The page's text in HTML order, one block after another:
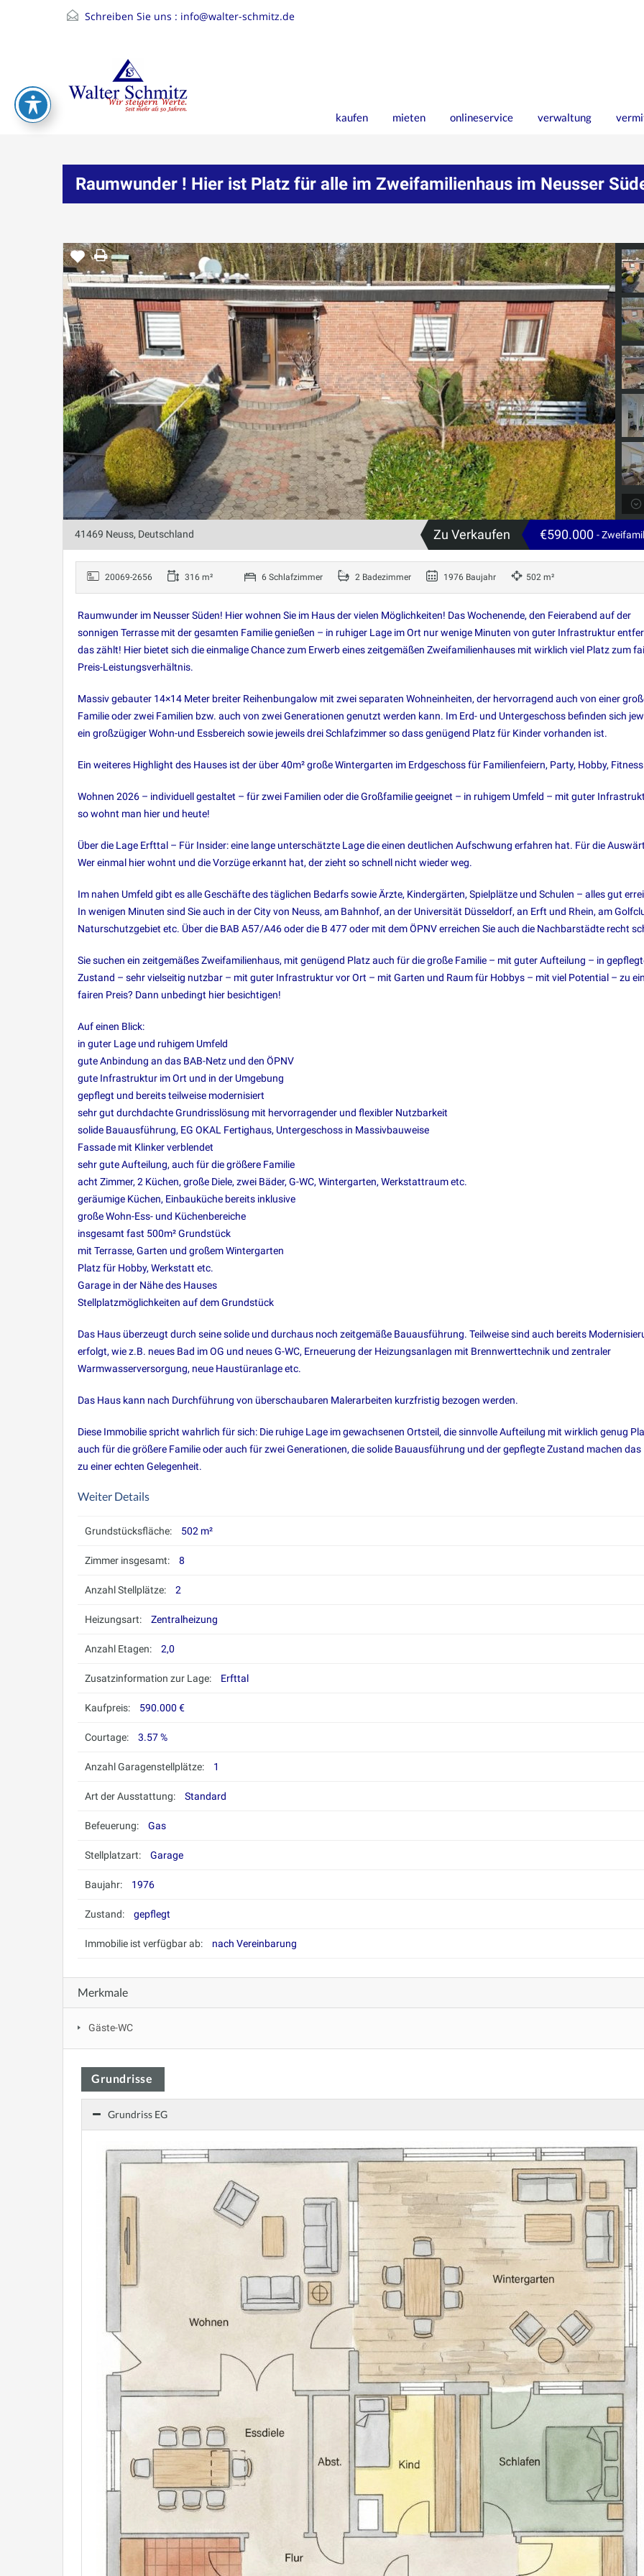
Schreiben Sie uns : info@walter-schmitz.de
kaufen mieten onlineservice verwaltung
Raumwunder ! Hier ist Platz für alle im Zweifamilienhaus im Neusser
41469 Neuss, Deutschland Zu Verkaufen €590.000 -
20069-2656 316 m² 6 Schlafzimmer 2 Badezimmer 1976 Baujahr 502 m²
Raumwunder im Neusser Süden! Hier wohnen Sie im Haus der vielen Möglichkeiten! Das Wochenende, den Feierabend auf der
sonnigen Terrasse mit der gesamten Familie genießen – in ruhiger Lage im Ort nur wenige Minuten von guter Infrastruktur
das zählt! Hier bietet sich die einmalige Chance zum Erwerb eines zeitgemäßen Zweifamilienhauses mit wirklich viel Platz zum
Preis-Leistungsverhältnis.
Massiv gebauter 14×14 Meter breiter Reihenbungalow mit zwei separaten Wohneinheiten, der hervorragend auch von einer
Familie oder zwei Familien bzw. auch von zwei Generationen genutzt werden kann. Im Erd- und Untergeschoss befinden sich
ein großzügiger Wohn-und Essbereich sowie jeweils drei Schlafzimmer so dass genügend Platz für Kinder vorhanden ist.
Ein weiteres Highlight des Hauses ist der über 40m² große Wintergarten im Erdgeschoss für Familienfeiern, Party, Hobby,
Wohnen 2026 – individuell gestaltet – für zwei Familien oder die Großfamilie geeignet – in ruhigem Umfeld – mit guter
so wohnt man hier und heute!
Über die Lage Erfttal – Für Insider: eine lange unterschätzte Lage die einen deutlichen Aufschwung erfahren hat. Für die
Wer einmal hier wohnt und die Vorzüge erkannt hat, der zieht so schnell nicht wieder weg.
Im nahen Umfeld gibt es alle Geschäfte des täglichen Bedarfs sowie Ärzte, Kindergärten, Spielplätze und Schulen – alles gut
In wenigen Minuten sind Sie auch in der City von Neuss, am Bahnhof, an der Universität Düsseldorf, an Erft und Rhein, am
Naturschutzgebiet etc. Über die BAB A57/A46 oder die B 477 oder mit dem ÖPNV erreichen Sie auch die Nachbarstädte recht
Sie suchen ein zeitgemäßes Zweifamilienhaus, mit genügend Platz auch für die große Familie – mit guter Aufteilung – in
Zustand – sehr vielseitig nutzbar – mit guter Infrastruktur vor Ort – mit Garten und Raum für Hobbys – mit viel Potential – zu
fairen Preis? Dann unbedingt hier besichtigen!
Auf einen Blick:
in guter Lage und ruhigem Umfeld
gute Anbindung an das BAB-Netz und den ÖPNV
gute Infrastruktur im Ort und in der Umgebung
gepflegt und bereits teilweise modernisiert
sehr gut durchdachte Grundrisslösung mit hervorragender und flexibler Nutzbarkeit
solide Bauausführung, EG OKAL Fertighaus, Untergeschoss in Massivbauweise
Fassade mit Klinker verblendet
sehr gute Aufteilung, auch für die größere Familie
acht Zimmer, 2 Küchen, große Diele, zwei Bäder, G-WC, Wintergarten, Werkstattraum etc.
geräumige Küchen, Einbauküche bereits inklusive
große Wohn-Ess- und Küchenbereiche
insgesamt fast 500m² Grundstück
mit Terrasse, Garten und großem Wintergarten
Platz für Hobby, Werkstatt etc.
Garage in der Nähe des Hauses
Stellplatzmöglichkeiten auf dem Grundstück
Das Haus überzeugt durch seine solide und durchaus noch zeitgemäße Bauausführung. Teilweise sind auch bereits
erfolgt, wie z.B. neues Bad im OG und neues G-WC, Erneuerung der Heizungsanlagen mit Brennwerttechnik und zentraler
Warmwasserversorgung, neue Haustüranlage etc.
Das Haus kann nach Durchführung von überschaubaren Malerarbeiten kurzfristig bezogen werden.
Diese Immobilie spricht wahrlich für sich: Die ruhige Lage im gewachsenen Ortsteil, die sinnvolle Aufteilung mit wirklich genug
auch für die größere Familie oder auch für zwei Generationen, die solide Bauausführung und der gepflegte Zustand machen das
zu einer echten Gelegenheit.
Weiter Details
Grundstücksfläche: 502 m²
Zimmer insgesamt: 8
Anzahl Stellplätze: 2
Heizungsart: Zentralheizung
Anzahl Etagen: 2,0
Zusatzinformation zur Lage: Erfttal
Kaufpreis: 590.000 €
Courtage: 3.57 %
Anzahl Garagenstellplätze: 1
Art der Ausstattung: Standard
Befeuerung: Gas
Stellplatzart: Garage
Baujahr: 1976
Zustand: gepflegt
Immobilie ist verfügbar ab: nach Vereinbarung
Merkmale
Gäste-WC
Grundrisse
Grundriss EG